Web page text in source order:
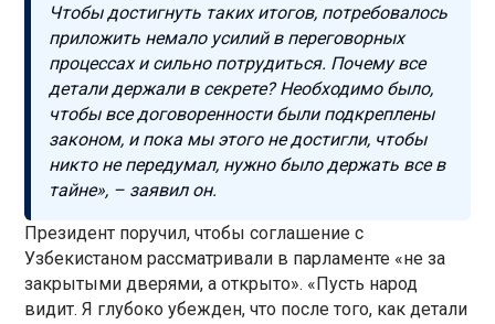
Чтобы достигнуть таких итогов, потребовалось
приложить немало усилий в переговорных
процессах и сильно потрудиться. Почему все
детали держали в секрете? Необходимо было,
чтобы все договоренности были подкреплены
законом, и пока мы этого не достигли, чтобы
никто не передумал, нужно было держать все в
тайне», – заявил он.
Президент поручил, чтобы соглашение с
Узбекистаном рассматривали в парламенте «не за
закрытыми дверями, а открыто». «Пусть народ
видит. Я глубоко убежден, что после того, как детали